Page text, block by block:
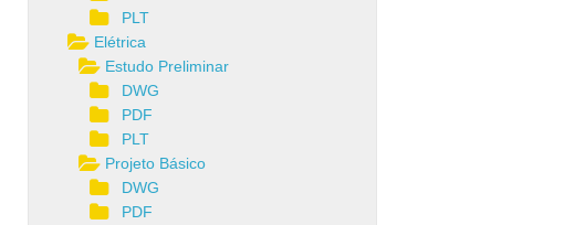
PLT
Elétrica
Estudo Preliminar
DWG
PDF
PLT
Projeto Básico
DWG
PDF